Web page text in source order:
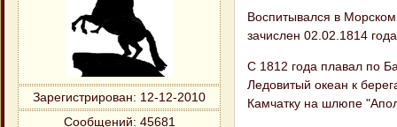
Зарегистрирован: 12-12-2010
Сообщений: 45681
Воспитывался в Морском
зачислен 02.02.1814
С 1812 года плавал по
Ледовитый океан к
Камчатку на шлюпе